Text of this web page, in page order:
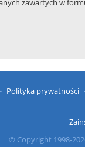
zawartych w
Polityka prywatności
© Copyright 1998-